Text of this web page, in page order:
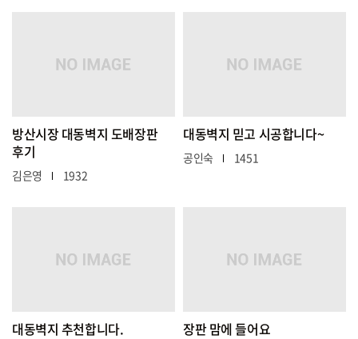
방산시장 대동벽지 도배장판
후기
김은영 1932
대동벽지 믿고 시공합니다~
공인숙 1451
대동벽지 추천합니다. 장판 맘에 들어요